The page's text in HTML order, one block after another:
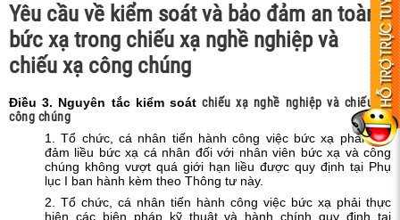
Yêu cầu về kiểm soát và bảo đảm an toàn
bức xạ trong chiếu xạ nghề nghiệp và
chiếu xạ công chúng
Điều3. Nguyên tắc kiểm soátchiếu xạ nghề nghiệp và chiếu xạ
công chúng
1. Tổ chức, cá nhân tiến hành công việc bức xạ phải bảo
đảm liều bức xạ cá nhân đối với nhân viên bức xạ và công
chúng không vượt quá giới hạn liều được quy định tại Phụ
lục I ban hành kèm theo Thông tư này.
2. Tổ chức, cá nhân tiến hành công việc bức xạ phải thực
hiện các biện pháp kỹ thuật và hành chính quy định tại